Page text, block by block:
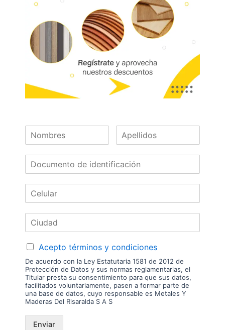
Marca:
Código:
05341
Referencia:
HMA320-06
Las imágenes mostradas son de referencia y los colores podrían variar
en físico. Los costos de envío son variables y serán asumidos por el
comprador. No incluye servicios como corte, cantos o enchape. Sólo
despachamos tableros en la zona urbana de las ciudades donde
Nuestras
Marcas
Acepto términos y condiciones
De acuerdo con la Ley Estatutaria 1581 de 2012 de
Protección de Datos y sus normas reglamentarias, el
Titular presta su consentimiento para que sus datos,
facilitados voluntariamente, pasen a formar parte de
una base de datos, cuyo responsable es Metales Y
Maderas Del Risaralda S A S
Enviar